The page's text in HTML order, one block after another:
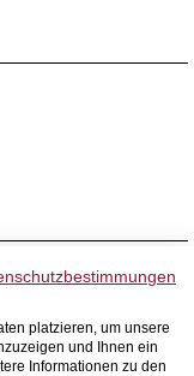
platzieren, um unsere
und Ihnen ein
Informationen zu den